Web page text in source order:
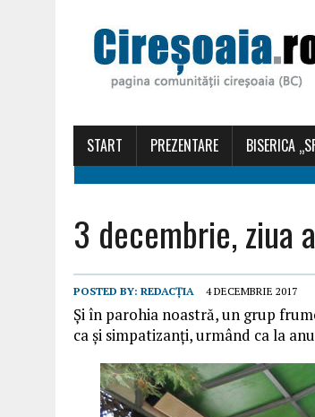
START PREZENTARE BISERICA
3 decembrie, ziua
POSTED BY: REDACȚIA 4 DECEMBRIE 2017
Și în parohia noastră, un grup
ca și simpatizanți, urmând ca la